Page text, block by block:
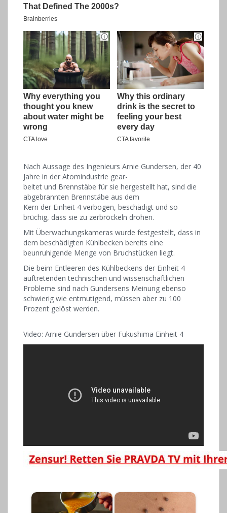
Nach Aussage des Ingenieurs Arnie Gundersen, der 40
Jahre in der Atomindustrie gear-
beitet und Brennstäbe für sie hergestellt hat, sind die
abgebrannten Brennstäbe aus dem
Kern der Einheit 4 verbogen, beschädigt und so
brüchig, dass sie zu zerbröckeln drohen.
Mit Überwachungskameras wurde festgestellt, dass in
dem beschädigten Kühlbecken bereits eine
beunruhigende Menge von Bruchstücken liegt.
Die beim Entleeren des Kühlbeckens der Einheit 4
auftretenden technischen und wissenschaftlichen
Probleme sind nach Gundersens Meinung ebenso
schwierig wie entmutigend, müssen aber zu 100
Prozent gelöst werden.
Video: Arnie Gundersen über Fukushima Einheit 4